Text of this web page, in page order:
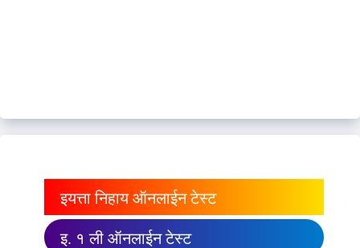
इयत्ता निहाय ऑनलाईन टेस्ट
इ. १ ली ऑनलाईन टेस्ट